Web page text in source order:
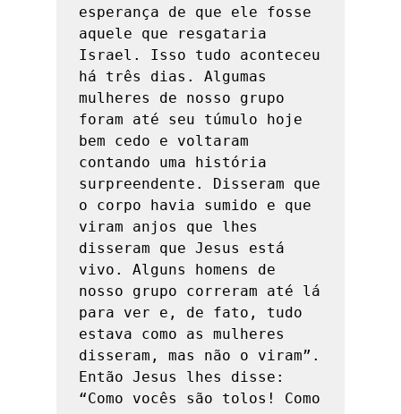
esperança de que ele fosse
aquele que resgataria
Israel. Isso tudo aconteceu
há três dias. Algumas
mulheres de nosso grupo
foram até seu túmulo hoje
bem cedo e voltaram
contando uma história
surpreendente. Disseram que
o corpo havia sumido e que
viram anjos que lhes
disseram que Jesus está
vivo. Alguns homens de
nosso grupo correram até lá
para ver e, de fato, tudo
estava como as mulheres
disseram, mas não o viram”.
Então Jesus lhes disse:
“Como vocês são tolos! Como